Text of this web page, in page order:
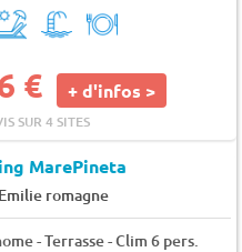
€ + d'infos >
SUR 4 SITES
MarePineta
Emilie romagne
- Terrasse - Clim 6 pers.